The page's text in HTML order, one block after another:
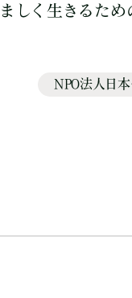
しく生きるため
NPO法人日